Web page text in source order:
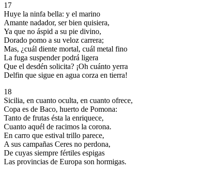
17
Huye la ninfa bella: y el marino
Amante nadador, ser bien quisiera,
Ya que no áspid a su pie divino,
Dorado pomo a su veloz carrera;
Mas, ¿cuál diente mortal, cuál metal fino
La fuga suspender podrá ligera
Que el desdén solicita? ¡Oh cuánto yerra
Delfin que sigue en agua corza en tierra!
18
Sicilia, en cuanto oculta, en cuanto ofrece,
Copa es de Baco, huerto de Pomona:
Tanto de frutas ésta la enriquece,
Cuanto aquél de racimos la corona.
En carro que estival trillo parece,
A sus campañas Ceres no perdona,
De cuyas siempre fértiles espigas
Las provincias de Europa son hormigas.